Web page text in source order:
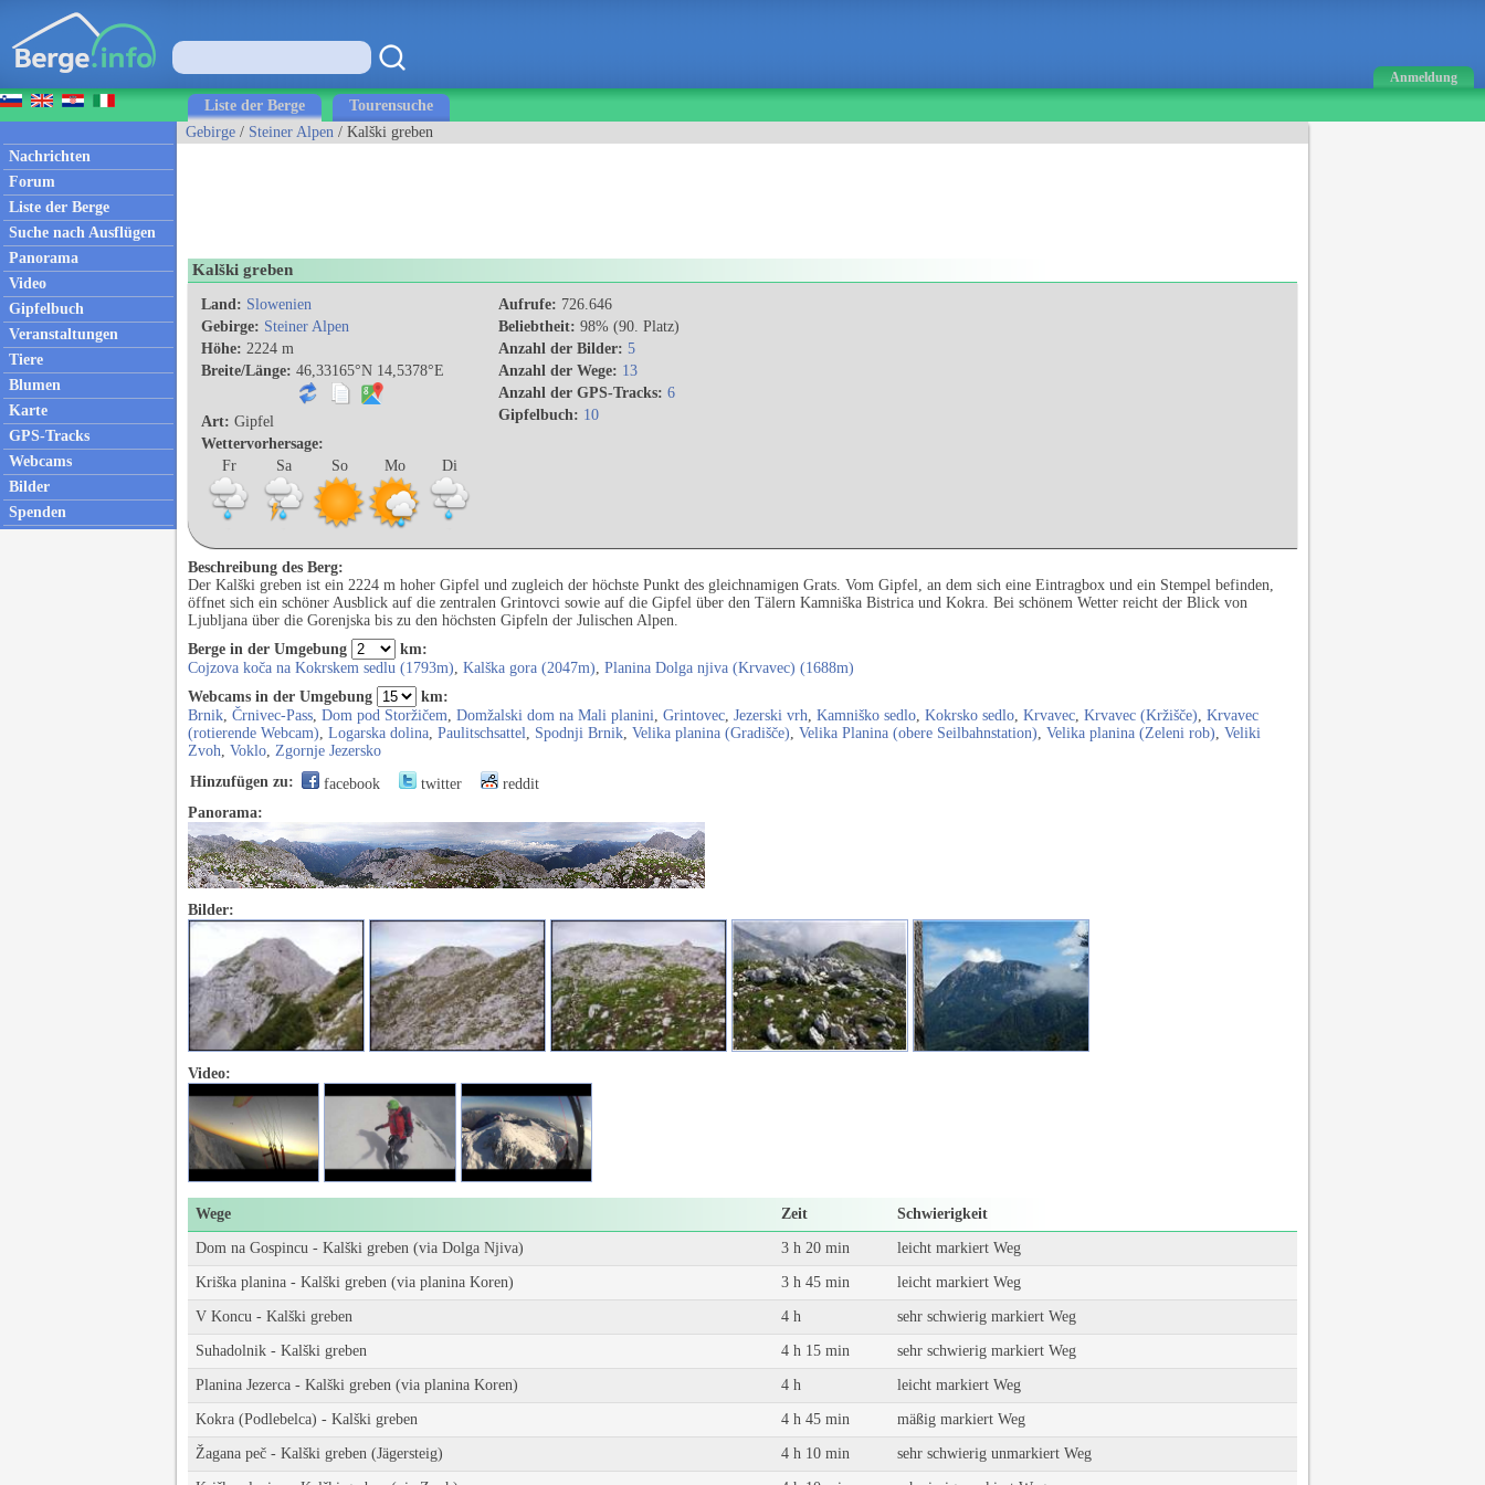
Anmeldung
Liste der Berge Tourensuche
Nachrichten
Forum
Liste der Berge
Suche nach Ausflügen
Panorama
Video
Gipfelbuch
Veranstaltungen
Tiere
Blumen
Karte
GPS-Tracks
Webcams
Bilder
Spenden
Gebirge / Steiner Alpen / Kalški greben
Kalški greben
Land: Slowenien
Gebirge: Steiner Alpen
Höhe: 2224 m
Breite/Länge: 46,33165°N 14,5378°E
Art: Gipfel
Wettervorhersage:
Fr
Sa So Mo Di
Aufrufe: 726.646
Beliebtheit: 98% (90. Platz)
Anzahl der Bilder: 5
Anzahl der Wege: 13
Anzahl der GPS-Tracks: 6
Gipfelbuch: 10
Beschreibung des Berg:
Der Kalški greben ist ein 2224 m hoher Gipfel und zugleich der höchste Punkt des gleichnamigen Grats. Vom Gipfel, an dem sich eine Eintragbox und ein Stempel befinden,
öffnet sich ein schöner Ausblick auf die zentralen Grintovci sowie auf die Gipfel über den Tälern Kamniška Bistrica und Kokra. Bei schönem Wetter reicht der Blick von
Ljubljana über die Gorenjska bis zu den höchsten Gipfeln der Julischen Alpen.
Berge in der Umgebung
km:
Cojzova koča na Kokrskem sedlu (1793m), Kalška gora (2047m), Planina Dolga njiva (Krvavec) (1688m)
Webcams in der Umgebung
km:
Brnik, Črnivec-Pass, Dom pod Storžičem, Domžalski dom na Mali planini, Grintovec, Jezerski vrh, Kamniško sedlo, Kokrsko sedlo, Krvavec, Krvavec (Kržišče), Krvavec
(rotierende Webcam), Logarska dolina, Paulitschsattel, Spodnji Brnik, Velika planina (Gradišče), Velika Planina (obere Seilbahnstation), Velika planina (Zeleni rob), Veliki
Zvoh, Voklo, Zgornje Jezersko
Hinzufügen zu:
facebook twitter
reddit
Panorama:
Bilder:
Video:
Wege Zeit Schwierigkeit
Dom na Gospincu - Kalški greben (via Dolga Njiva) 3 h 20 min leicht markiert Weg
Kriška planina - Kalški greben (via planina Koren) 3 h 45 min leicht markiert Weg
V Koncu - Kalški greben 4 h sehr schwierig markiert Weg
Suhadolnik - Kalški greben 4 h 15 min sehr schwierig markiert Weg
Planina Jezerca - Kalški greben (via planina Koren) 4 h leicht markiert Weg
Kokra (Podlebelca) - Kalški greben 4 h 45 min mäßig markiert Weg
Žagana peč - Kalški greben (Jägersteig) 4 h 10 min sehr schwierig unmarkiert Weg